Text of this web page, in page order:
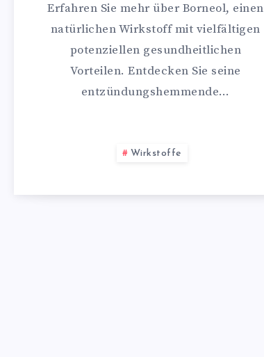
Erfahren Sie mehr über Borneol, einen
natürlichen Wirkstoff mit vielfältigen
potenziellen gesundheitlichen
Vorteilen. Entdecken Sie seine
entzündungshemmende…
Wirkstoffe